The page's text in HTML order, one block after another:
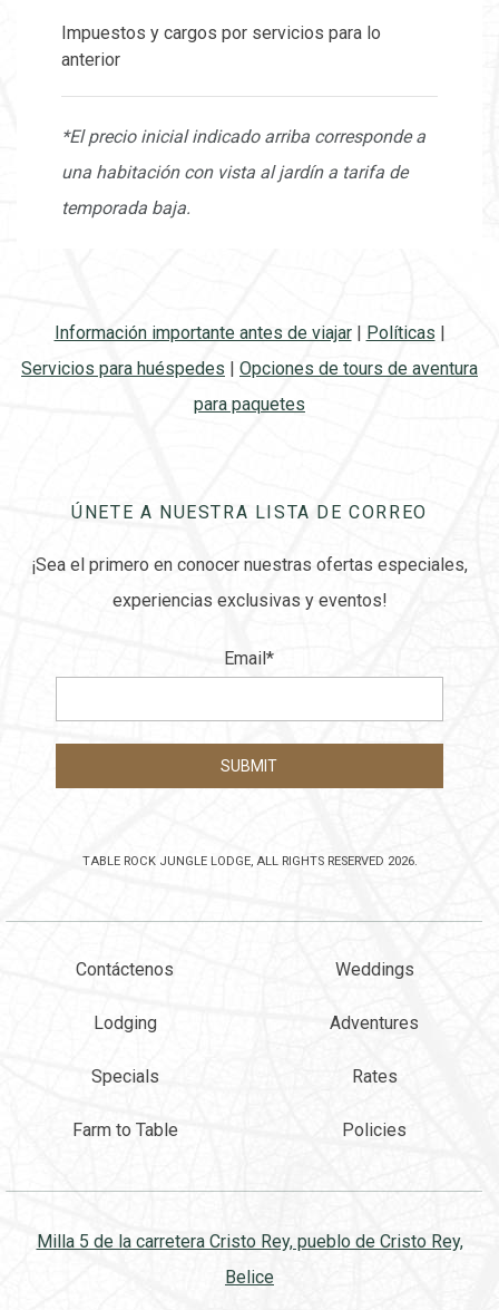
Impuestos y cargos por servicios para lo
anterior
*El precio inicial indicado arriba corresponde a
una habitación con vista al jardín a tarifa de
temporada baja.
Información importante antes de viajar| Políticas |
Servicios para huéspedes | Opciones de tours de aventura
para paquetes
Milla 5 de la carretera Cristo Rey, pueblo de Cristo Rey,
Belice
Contáctenos
Lodging
Specials
Farm to Table
Weddings
Adventures
Rates
Policies
ÚNETE A NUESTRA LISTA DE CORREO
¡Sea el primero en conocer nuestras ofertas especiales,
experiencias exclusivas y eventos!
Email*
TABLE ROCK JUNGLE LODGE, ALL RIGHTS RESERVED 2026.